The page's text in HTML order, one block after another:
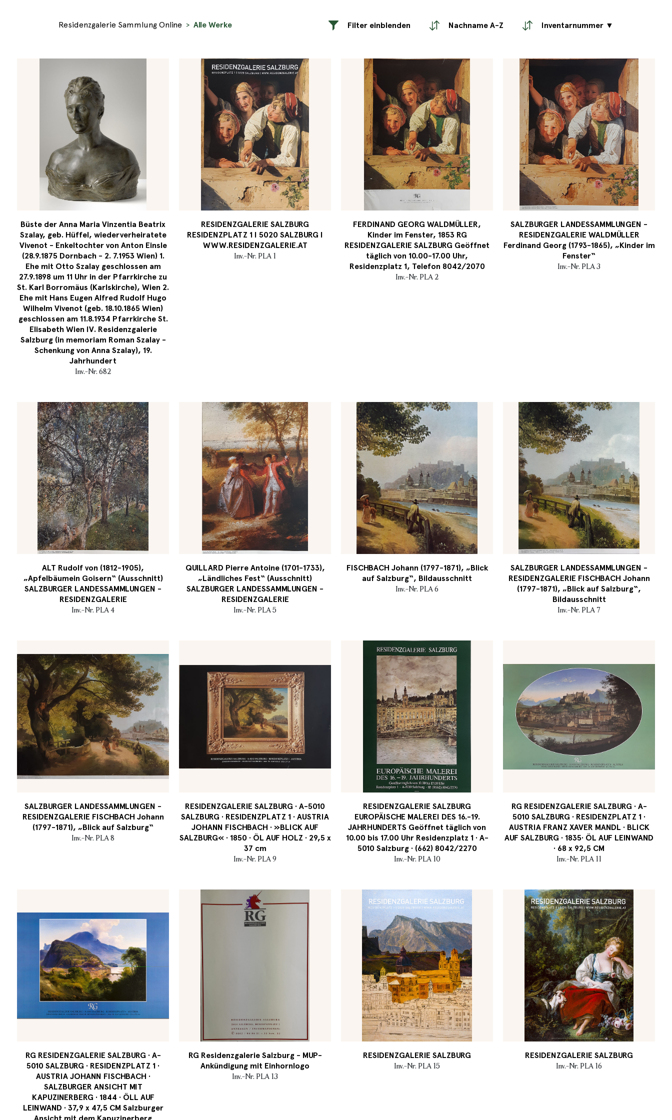
Residenzgalerie Sammlung Online Alle Werke Filter einblenden Nachname A-Z Inventarnummer ▼
Büste der Anna Maria Vinzentia Beatrix
Szalay, geb. Hüffel, wiederverheiratete
Vivenot - Enkeltochter von Anton Einsle
(28.9.1875 Dornbach - 2. 7.1953 Wien) 1.
Ehe mit Otto Szalay geschlossen am
27.9.1898 um 11 Uhr in der Pfarrkirche zu
St. Karl Borromäus (Karlskirche), Wien 2.
Ehe mit Hans Eugen Alfred Rudolf Hugo
Wilhelm Vivenot (geb. 18.10.1865 Wien)
geschlossen am 11.8.1934 Pfarrkirche St.
Elisabeth Wien IV. Residenzgalerie
Salzburg (in memoriam Roman Szalay -
Schenkung von Anna Szalay), 19.
Jahrhundert
Inv.-Nr. 682
RESIDENZGALERIE SALZBURG
RESIDENZPLATZ 1 I 5020 SALZBURG I
WWW.RESIDENZGALERIE.AT
Inv.-Nr. PLA 1
FERDINAND GEORG WALDMÜLLER,
Kinder im Fenster, 1853 RG
RESIDENZGALERIE SALZBURG Geöffnet
täglich von 10.00-17.00 Uhr,
Residenzplatz 1, Telefon 8042/2070
Inv.-Nr. PLA 2
SALZBURGER LANDESSAMMLUNGEN -
RESIDENZGALERIE WALDMÜLLER
Ferdinand Georg (1793-1865), „Kinder im
Fenster“
Inv.-Nr. PLA 3
ALT Rudolf von (1812-1905),
„Apfelbäumein Goisern“ (Ausschnitt)
SALZBURGER LANDESSAMMLUNGEN -
RESIDENZGALERIE
Inv.-Nr. PLA 4
QUILLARD Pierre Antoine (1701-1733),
„Ländliches Fest“ (Ausschnitt)
SALZBURGER LANDESSAMMLUNGEN -
RESIDENZGALERIE
Inv.-Nr. PLA 5
FISCHBACH Johann (1797-1871), „Blick
auf Salzburg“, Bildausschnitt
Inv.-Nr. PLA 6
SALZBURGER LANDESSAMMLUNGEN -
RESIDENZGALERIE FISCHBACH Johann
(1797-1871), „Blick auf Salzburg“,
Bildausschnitt
Inv.-Nr. PLA 7
SALZBURGER LANDESSAMMLUNGEN -
RESIDENZGALERIE FISCHBACH Johann
(1797-1871), „Blick auf Salzburg“
Inv.-Nr. PLA 8
RESIDENZGALERIE SALZBURG · A-5010
SALZBURG · RESIDENZPLATZ 1 · AUSTRIA
JOHANN FISCHBACH · »BLICK AUF
SALZBURG« · 1850 · ÖL AUF HOLZ · 29,5 x
37 cm
Inv.-Nr. PLA 9
RESIDENZGALERIE SALZBURG
EUROPÄISCHE MALEREI DES 16.-19.
JAHRHUNDERTS Geöffnet täglich von
10.00 bis 17.00 Uhr Residenzplatz 1 · A-
5010 Salzburg · (662) 8042/2270
Inv.-Nr. PLA 10
RG RESIDENZGALERIE SALZBURG · A-
5010 SALZBURG · RESIDENZPLATZ 1 ·
AUSTRIA FRANZ XAVER MANDL · BLICK
AUF SALZBURG · 1835· ÖL AUF LEINWAND
· 68 x 92,5 CM
Inv.-Nr. PLA 11
RG RESIDENZGALERIE SALZBURG · A-
5010 SALZBURG · RESIDENZPLATZ 1 ·
AUSTRIA JOHANN FISCHBACH ·
SALZBURGER ANSICHT MIT
KAPUZINERBERG · 1844 · ÖLL AUF
LEINWAND · 37,9 x 47,5 CM Salzburger
RG Residenzgalerie Salzburg - MUP-
Ankündigung mit Einhornlogo
Inv.-Nr. PLA 13
RESIDENZGALERIE SALZBURG
Inv.-Nr. PLA 15
RESIDENZGALERIE SALZBURG
Inv.-Nr. PLA 16